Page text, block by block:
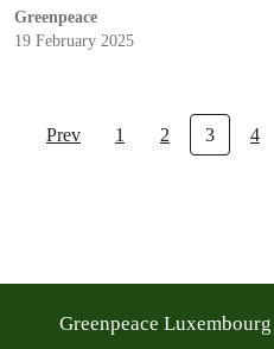
Greenpeace
19 February 2025
Prev 1 2 3 4
Greenpeace Luxembourg